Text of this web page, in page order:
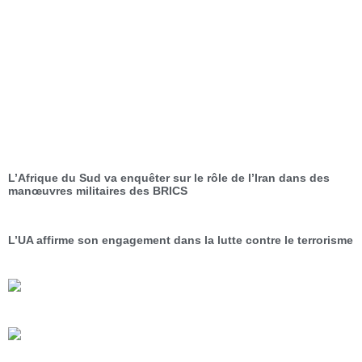
L’Afrique du Sud va enquêter sur le rôle de l’Iran dans des
manœuvres militaires des BRICS
L’UA affirme son engagement dans la lutte contre le terrorisme